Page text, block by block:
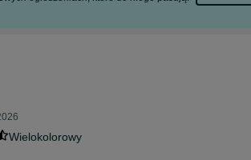
Wielokolorowy